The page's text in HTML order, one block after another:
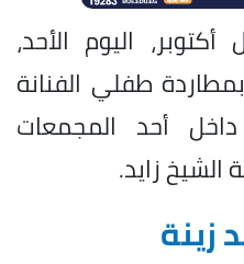
اليوم الأحد،
طفلي الفنانة
أحد المجمعات
الشيخ زايد.
زينة